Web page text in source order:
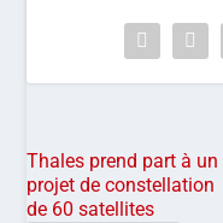
Thales prend part à un
projet de constellation
de 60 satellites